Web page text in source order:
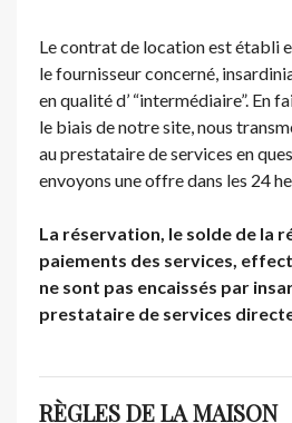
Le contrat de location est établi
le fournisseur concerné,
en qualité d’ “intermédiaire”. En
le biais de notre site, nous
au prestataire de services en
envoyons une offre dans les 24
La réservation, le solde de la
paiements des services,
ne sont pas encaissés par
prestataire de services
RÈGLES DE LA MAISON